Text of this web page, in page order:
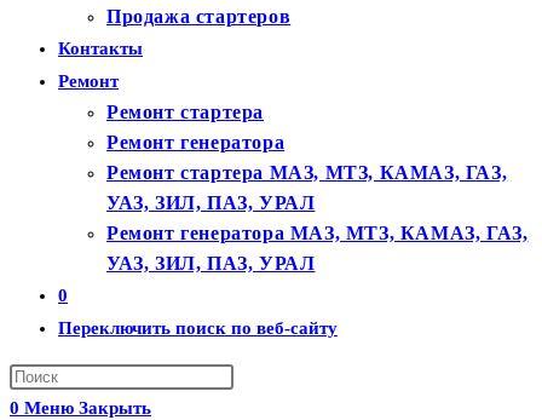
Продажа стартеров
Контакты
Ремонт
Ремонт стартера
Ремонт генератора
Ремонт стартера МАЗ, МТЗ, КАМАЗ, ГАЗ,
УАЗ, ЗИЛ, ПАЗ, УРАЛ
Ремонт генератора МАЗ, МТЗ, КАМАЗ, ГАЗ,
УАЗ, ЗИЛ, ПАЗ, УРАЛ
0
Переключить поиск по веб-сайту
0 Меню Закрыть